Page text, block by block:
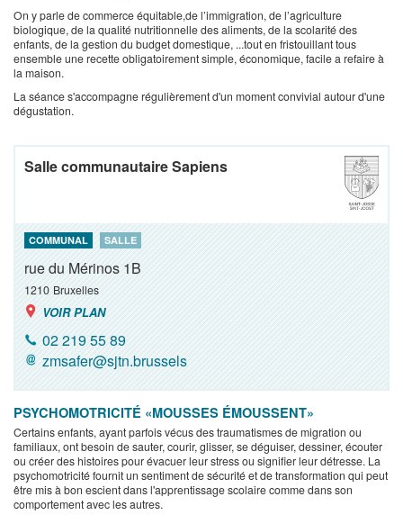
On y parle de commerce équitable,de l’immigration, de l’agriculture
biologique, de la qualité nutritionnelle des aliments, de la scolarité des
enfants, de la gestion du budget domestique, ...tout en fristouillant tous
ensemble une recette obligatoirement simple, économique, facile a refaire à
la maison.
La séance s'accompagne régulièrement d'un moment convivial autour d'une
dégustation.
Salle communautaire Sapiens
COMMUNAL SALLE
rue du Mérinos 1B
1210 Bruxelles
VOIR PLAN
02 219 55 89
zmsafer@sjtn.brussels
PSYCHOMOTRICITÉ «MOUSSES ÉMOUSSENT»
Certains enfants, ayant parfois vécus des traumatismes de migration ou
familiaux, ont besoin de sauter, courir, glisser, se déguiser, dessiner, écouter
ou créer des histoires pour évacuer leur stress ou signifier leur détresse. La
psychomotricité fournit un sentiment de sécurité et de transformation qui peut
être mis à bon escient dans l'apprentissage scolaire comme dans son
comportement avec les autres.